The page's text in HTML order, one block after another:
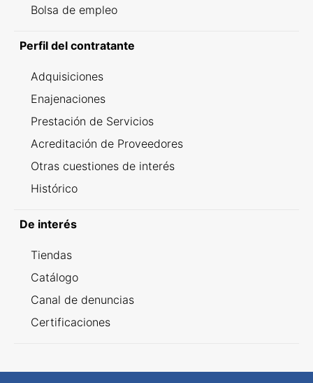
Bolsa de empleo
Perfil del contratante
Adquisiciones
Enajenaciones
Prestación de Servicios
Acreditación de Proveedores
Otras cuestiones de interés
Histórico
De interés
Tiendas
Catálogo
Canal de denuncias
Certificaciones